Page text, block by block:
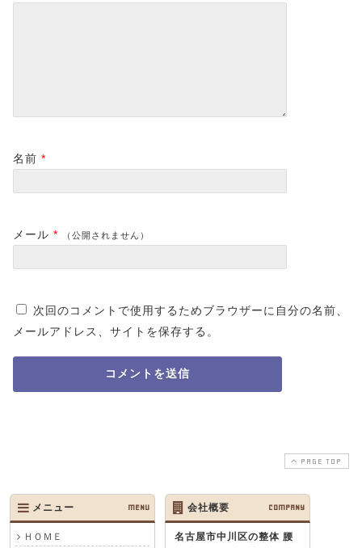
名前 *
メール * （公開されません）
次回のコメントで使用するためブラウザーに自分の名前、
メールアドレス、サイトを保存する。
PAGE TOP
メニュー MENU
ＨＯＭＥ
会社概要 COMPANY
名古屋市中川区の整体 腰